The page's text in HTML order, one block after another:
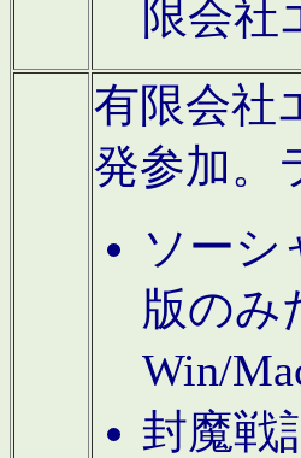
限会社
有限会社
発参加。
ソーシ
版のみ
Win/
封魔戦